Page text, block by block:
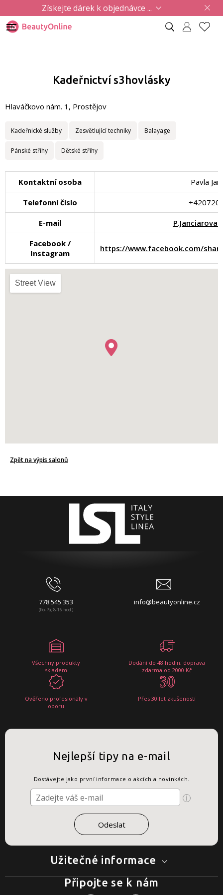
Získejte dárek k objednávce ...
Kadeřnictví s3hovlásky
Hlaváčkovo nám. 1, Prostějov
Kadeřnické služby Zesvětlující techniky Balayage
Pánské střihy Dětské střihy
Kontaktní osoba Pavla
Telefonní číslo
E-mail
Facebook /
Instagram
https://www.facebook.com/
Street View
Zpět na výpis salonů
778 545 353
(Po-Pá, 8-16 hod.)
info@beautyonline.cz
Všechny produkty
skladem
Dodání do 48 hodin, doprava
zdarma od 2000 Kč
Ověřeno profesionály v
oboru
Přes 30 let zkušeností
Užitečné informace
Nejlepší tipy na e-mail
Dostávejte jako první informace o akcích a novinkách.
Připojte se k nám